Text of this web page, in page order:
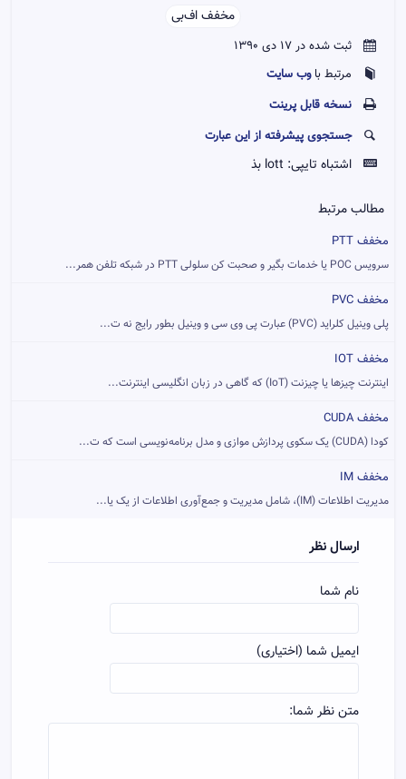
مخفف اف‌بی‌‌
ثبت شده در 17 دی 1390
مرتبط باوب سایت
نسخه قابل پرينت
جستجوی پیشرفته از این عبارت
اشتباه تایپی: lott بذ
مطالب مرتبط
مخفف PTT
سرویس POC یا خدمات بگیر و صحبت کن سلولی PTT در شبکه تلفن همر...
مخفف PVC
پلی وینیل کلراید (PVC) عبارت پی وی سی و وینیل بطور رایج نه ت...
مخفف IOT
اینترنت چیزها یا چیزنت (IoT) که گاهی در زبان انگلیسی اینترنت...
مخفف CUDA
کودا (CUDA) یک سکوی پردازش موازی و مدل برنامه‌نویسی است که ت...
مخفف IM
مدیریت اطلاعات (IM)، شامل مدیریت و جمع‌آوری اطلاعات از یک یا...
ارسال نظر
نام شما
ایمیل شما (اختیاری)
متن نظر شما: